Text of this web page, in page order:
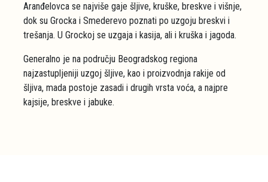
Aranđelovca se najviše gaje šljive, kruške, breskve i višnje,
dok su Grocka i Smederevo poznati po uzgoju breskvi i
trešanja. U Grockoj se uzgaja i kasija, ali i kruška i jagoda.
Generalno je na području Beogradskog regiona
najzastupljeniji uzgoj šljive, kao i proizvodnja rakije od
šljiva, mada postoje zasadi i drugih vrsta voća, a najpre
kajsije, breskve i jabuke.